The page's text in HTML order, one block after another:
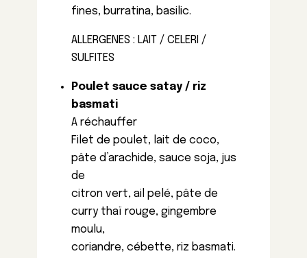
fines, burratina, basilic.
ALLERGENES : LAIT / CELERI /
SULFITES
Poulet sauce satay / riz
basmati
A réchauffer
Filet de poulet, lait de coco,
pâte d’arachide, sauce soja, jus
de
citron vert, ail pelé, pâte de
curry thaï rouge, gingembre
moulu,
coriandre, cébette, riz basmati.